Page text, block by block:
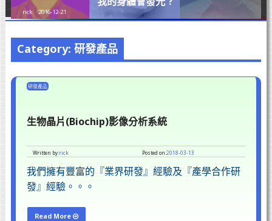
rick 2016-12-21
Category: 研發產品
研發產品
生物晶片(Biochip)影像分析系統
Written by:rick Posted on:2018-03-13
我們擁有豐富的『業界研發』經驗及『產學合作研
發』經驗。。。
Read More